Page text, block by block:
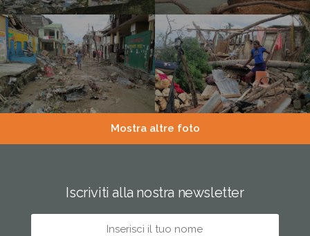
Mostra altre foto
Iscriviti alla nostra newsletter